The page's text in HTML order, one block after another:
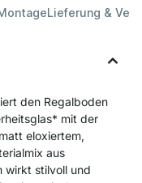
Lieferung &
den Regalboden
mit der
eloxiertem,
aus
wirkt stilvoll und